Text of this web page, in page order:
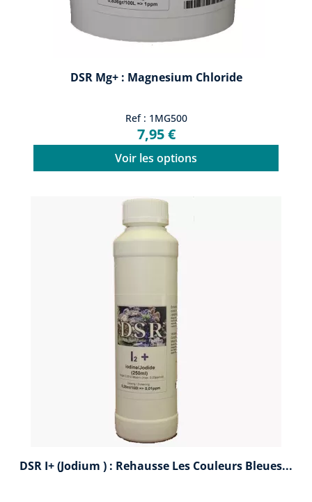
DSR Mg+ : Magnesium Chloride
Ref : 1MG500
7,95 €
Voir les options
DSR I+ (Jodium ) : Rehausse Les Couleurs Bleues...